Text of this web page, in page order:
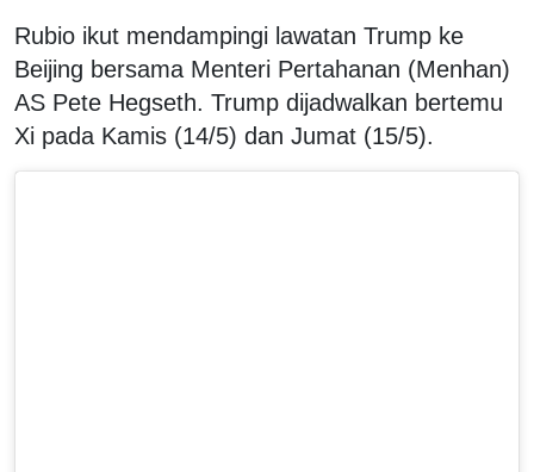
Rubio ikut mendampingi lawatan Trump ke
Beijing bersama Menteri Pertahanan (Menhan)
AS Pete Hegseth. Trump dijadwalkan bertemu
Xi pada Kamis (14/5) dan Jumat (15/5).